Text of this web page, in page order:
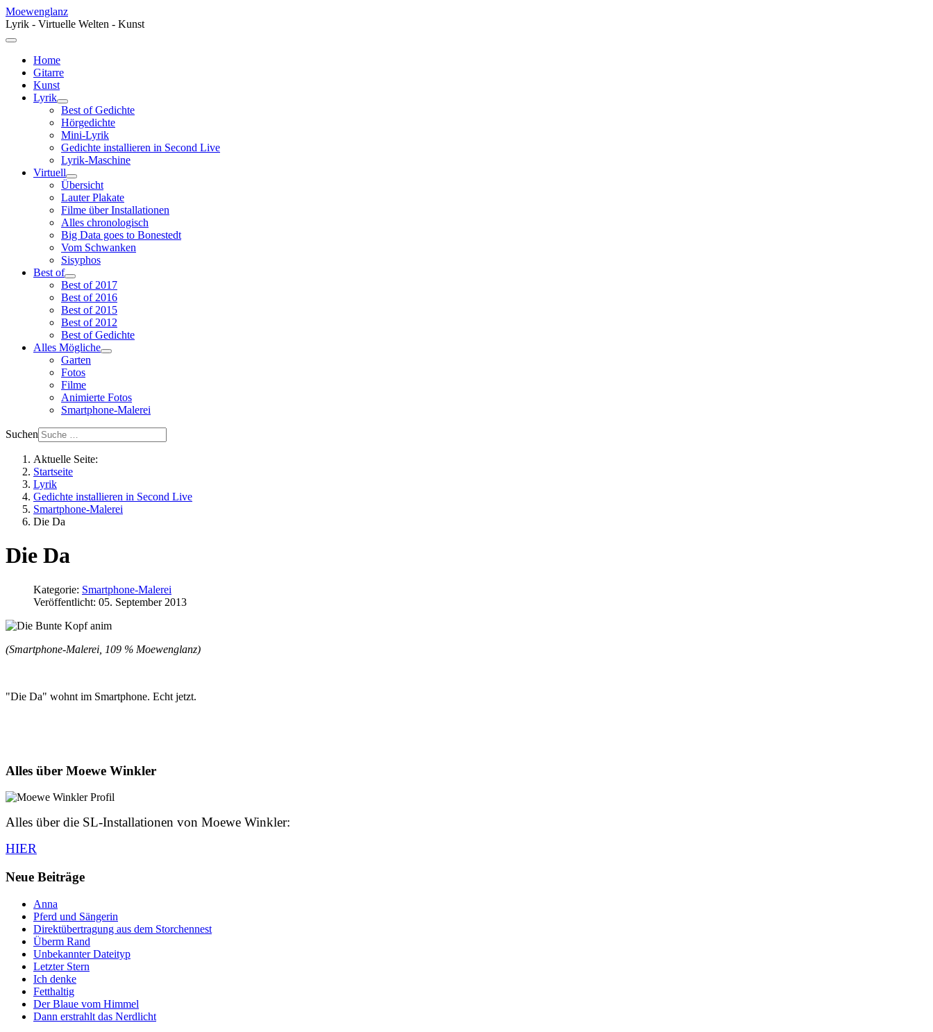
Moewenglanz
Lyrik - Virtuelle Welten - Kunst
Home
Gitarre
Kunst
Lyrik
Best of Gedichte
Hörgedichte
Mini-Lyrik
Gedichte installieren in Second Live
Lyrik-Maschine
Virtuell
Übersicht
Lauter Plakate
Filme über Installationen
Alles chronologisch
Big Data goes to Bonestedt
Vom Schwanken
Sisyphos
Best of
Best of 2017
Best of 2016
Best of 2015
Best of 2012
Best of Gedichte
Alles Mögliche
Garten
Fotos
Filme
Animierte Fotos
Smartphone-Malerei
Suchen
Aktuelle Seite:
Startseite
Lyrik
Gedichte installieren in Second Live
Smartphone-Malerei
Die Da
Die Da
Kategorie: Smartphone-Malerei
Veröffentlicht: 05. September 2013
(Smartphone-Malerei, 109 % Moewenglanz)
"Die Da" wohnt im Smartphone. Echt jetzt.
Alles über Moewe Winkler
Alles über die SL-Installationen von Moewe Winkler:
HIER
Neue Beiträge
Anna
Pferd und Sängerin
Direktübertragung aus dem Storchennest
Überm Rand
Unbekannter Dateityp
Letzter Stern
Ich denke
Fetthaltig
Der Blaue vom Himmel
Dann erstrahlt das Nerdlicht